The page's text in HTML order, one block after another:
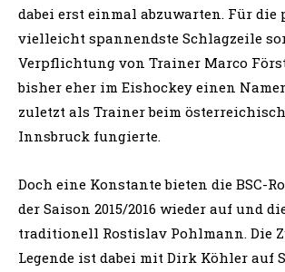
dabei erst einmal abzuwarten. Für die
vielleicht spannendste Schlagzeile
Verpflichtung von Trainer Marco
bisher eher im Eishockey einen
zuletzt als Trainer beim
Innsbruck fungierte.
Doch eine Konstante bieten die BSC-
der Saison 2015/2016 wieder auf und
traditionell Rostislav Pohlmann. Die
Legende ist dabei mit Dirk Köhler auf